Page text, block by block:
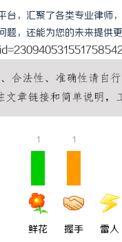
台，汇聚了各类专业律师
，还能为您的未来提供更
1
鲜花
1
握手 雷人